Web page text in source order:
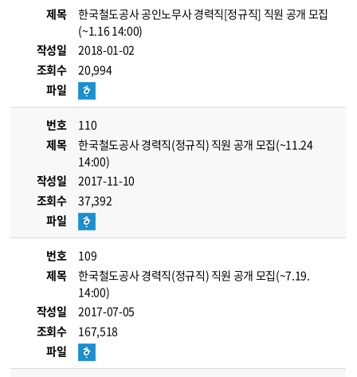
제목
한국철도공사 공인노무사 경력직[정규직] 직원 공개 모집
(~1.16 14:00)
작성일
2018-01-02
조회수
20,994
파일
번호
110
제목
한국철도공사 경력직(정규직) 직원 공개 모집(~11.24
14:00)
작성일
2017-11-10
조회수
37,392
파일
번호
109
제목
한국철도공사 경력직(정규직) 직원 공개 모집(~7.19.
14:00)
작성일
2017-07-05
조회수
167,518
파일